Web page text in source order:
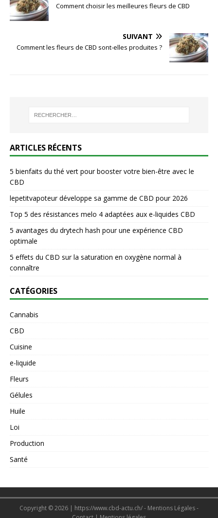
Comment choisir les meilleures fleurs de CBD
SUIVANT
Comment les fleurs de CBD sont-elles produites ?
ARTICLES RÉCENTS
5 bienfaits du thé vert pour booster votre bien-être avec le
CBD
lepetitvapoteur développe sa gamme de CBD pour 2026
Top 5 des résistances melo 4 adaptées aux e-liquides CBD
5 avantages du drytech hash pour une expérience CBD
optimale
5 effets du CBD sur la saturation en oxygène normal à
connaître
CATÉGORIES
Cannabis
CBD
Cuisine
e-liquide
Fleurs
Gélules
Huile
Loi
Production
Santé
Copyright © 2026 | https://www.cbd-actu.ch/ - Mentions Légales -